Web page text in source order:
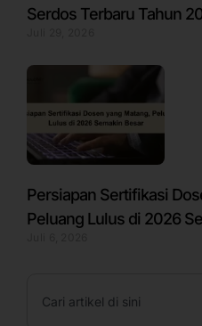
Serdos Terbaru Tahun
Persiapan Sertifikasi
Peluang Lulus di 2026